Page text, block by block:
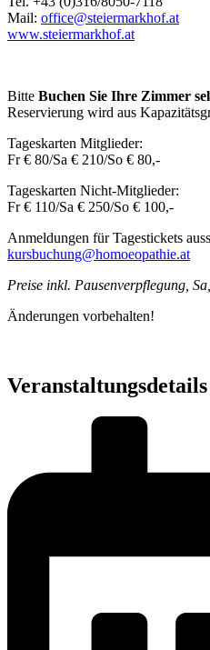
Mail: office@steiermarkhof.at
www.steiermarkhof.at
Bitte Buchen Sie Ihre Zimmer
Reservierung wird aus
Tageskarten Mitglieder:
Fr € 80/Sa € 210/So € 80,-
Tageskarten Nicht-Mitglieder:
Fr € 110/Sa € 250/So € 100,-
Anmeldungen für Tagestickets
kursbuchung@homoeopathie.at
Preise inkl. Pausenverpflegung,
Änderungen vorbehalten!
Veranstaltungsdetails